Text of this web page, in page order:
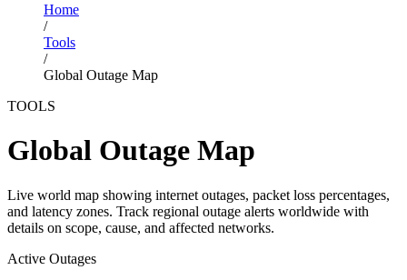
Home
/
Tools
/
Global Outage Map
TOOLS
Global Outage Map
Live world map showing internet outages, packet loss percentages,
and latency zones. Track regional outage alerts worldwide with
details on scope, cause, and affected networks.
Active Outages